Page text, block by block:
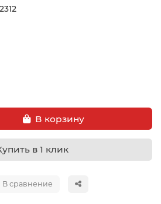
В корзину
в 1 клик
В сравнение